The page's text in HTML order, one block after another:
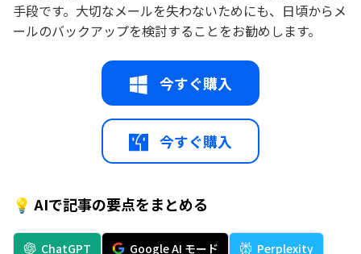
手段です。大切なメールを失わないためにも、日頃からメ
ールのバックアップを検討することをお勧めします。
今すぐ購入
今すぐ購入
💡 AIで記事の要点をまとめる
ChatGPT Google AI モード Perplexity